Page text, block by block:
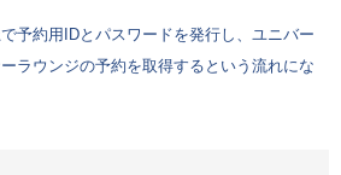
予約用IDとパスワードを発行し、ユニバー
ラウンジの予約を取得するという流れにな